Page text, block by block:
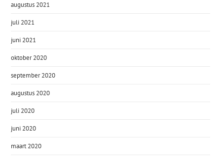
augustus 2021
juli 2021
juni 2021
oktober 2020
september 2020
augustus 2020
juli 2020
juni 2020
maart 2020